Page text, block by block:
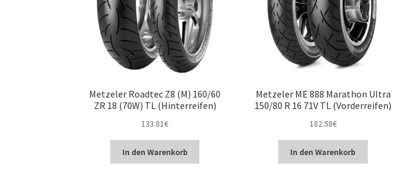
Metzeler Roadtec Z8 (M) 160/60
ZR 18 (70W) TL (Hinterreifen)
133.81€
In den Warenkorb
Metzeler ME 888 Marathon Ultra
150/80 R 16 71V TL (Vorderreifen)
182.58€
In den Warenkorb